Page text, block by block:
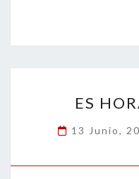
o
o
er dI
n
ES
13 Junio,